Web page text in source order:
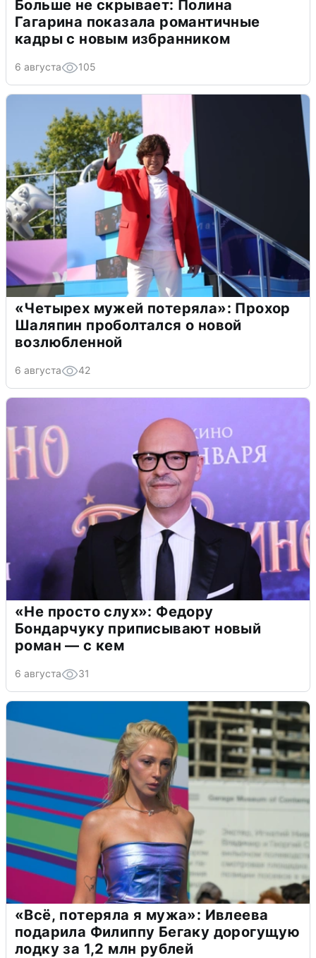
Больше не скрывает: Полина
Гагарина показала романтичные
кадры с новым избранником
6 августа 105
«Четырех мужей потеряла»: Прохор
Шаляпин проболтался о новой
возлюбленной
6 августа 42
«Не просто слух»: Федору
Бондарчуку приписывают новый
роман — с кем
6 августа 31
«Всё, потеряла я мужа»: Ивлеева
подарила Филиппу Бегаку дорогущую
лодку за 1,2 млн рублей